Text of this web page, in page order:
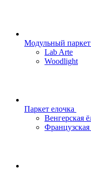
Модульный паркет
Lab Arte
Woodlight
Паркет елочка
Венгерская